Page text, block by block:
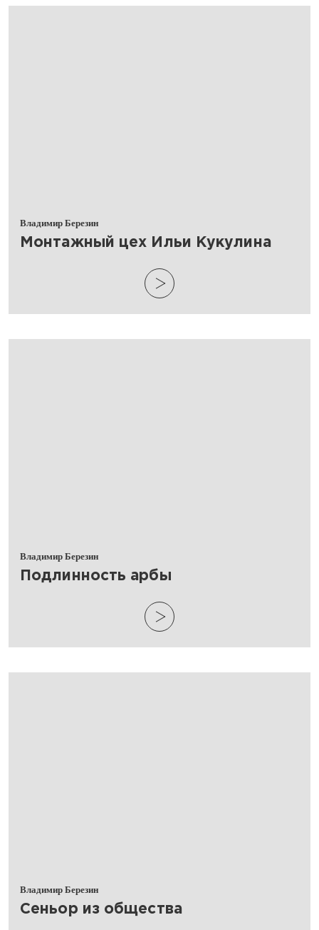
Владимир Березин
​Монтажный цех Ильи Кукулина
Владимир Березин
​Подлинность арбы
Владимир Березин
Сеньор из общества